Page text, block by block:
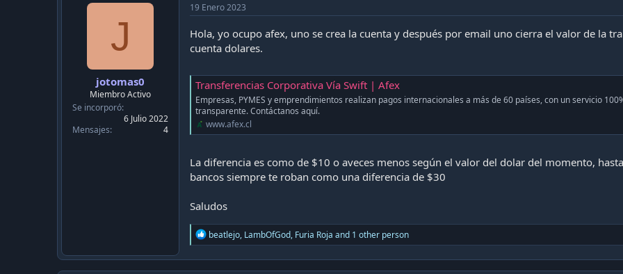
J
jotomas0
Miembro Activo
Se incorporó
6 Julio 2022
Mensajes
4
19 Enero 2023
Hola, yo ocupo afex, uno se crea la cuenta y después por email uno cierra el valor de la
cuenta dolares.
Transferencias Corporativa Vía Swift | Afex
Empresas, PYMES y emprendimientos realizan pagos internacionales a más de 60 países, con un servicio
transparente. Contáctanos aquí.
www.afex.cl
La diferencia es como de $10 o aveces menos según el valor del dolar del momento,
bancos siempre te roban como una diferencia de $30
Saludos
R
e
beatlejo, LambOfGod, Furia Roja and 1 other person